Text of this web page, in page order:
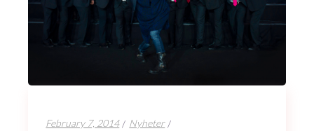
February 7, 2014
Nyheter